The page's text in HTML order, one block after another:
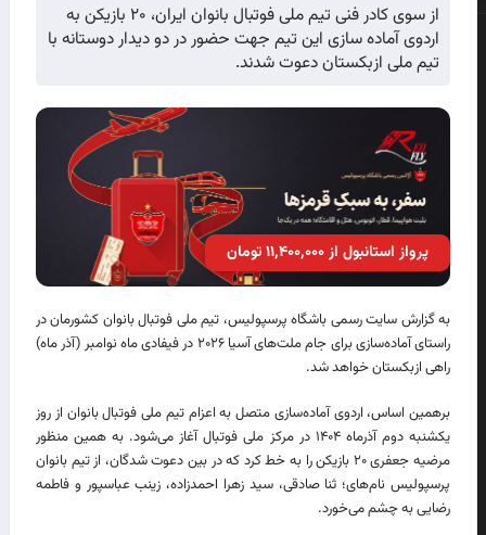
از سوی کادر فنی تیم ملی فوتبال بانوان ایران، ۲۰ بازیکن به
اردوی آماده سازی این تیم جهت حضور در دو دیدار دوستانه با
تیم ملی ازبکستان دعوت شدند.
پرواز استانبول از ۱۱٬۴۰۰٬۰۰۰ تومان
به گزارش سایت رسمی باشگاه پرسپولیس، تیم ملی فوتبال بانوان کشورمان در
راستای آماده‌سازی برای جام ملت‌های آسیا ۲۰۲۶ در فیفادی ماه نوامبر (آذر ماه‌)
راهی ازبکستان خواهد شد.
برهمین اساس، اردوی آماده‌سازی متصل به اعزام تیم ملی فوتبال بانوان از روز
یکشنبه دوم آذرماه ۱۴۰۴ در مرکز ملی فوتبال آغاز می‌شود. به همین منظور
مرضیه جعفری ۲۰ بازیکن را به خط کرد که در بین دعوت شدگان، از تیم بانوان
پرسپولیس نام‌های؛ ثنا صادقی، سید زهرا احمدزاده، زینب عباسپور و فاطمه
رضایی به چشم‌ می‌خورد.